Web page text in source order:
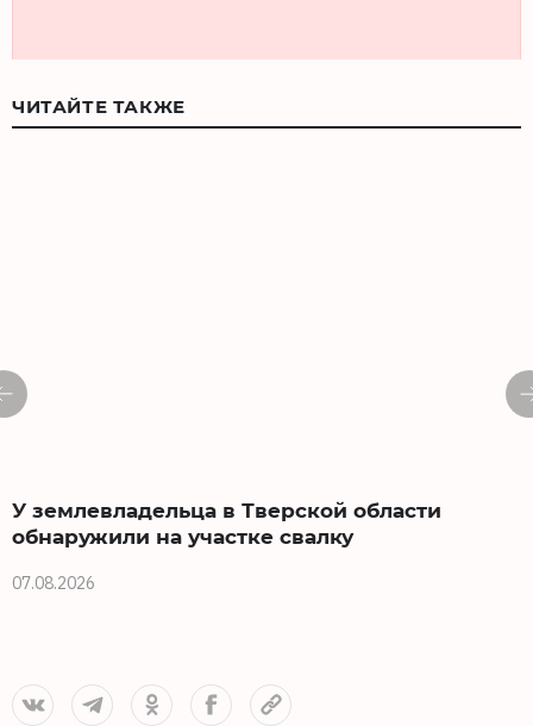
ЧИТАЙТЕ ТАКЖЕ
У землевладельца в Тверской области
обнаружили на участке свалку
07.08.2026